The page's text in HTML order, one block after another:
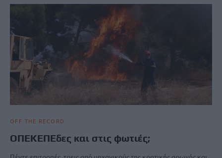
OFF THE RECORD
ΟΠΕΚΕΠΕδες και στις φωτιές;